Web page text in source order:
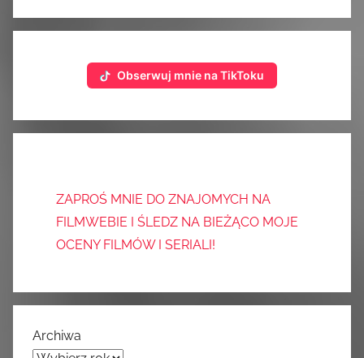
Obserwuj mnie na TikToku
ZAPROŚ MNIE DO ZNAJOMYCH NA
FILMWEBIE I ŚLEDZ NA BIEŻĄCO MOJE
OCENY FILMÓW I SERIALI!
Archiwa